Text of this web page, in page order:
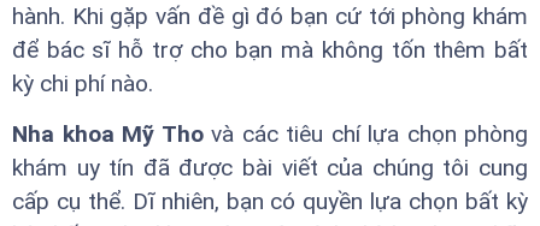
hành. Khi gặp vấn đề gì đó bạn cứ tới phòng khám
để bác sĩ hỗ trợ cho bạn mà không tốn thêm bất
kỳ chi phí nào.
Nha khoa Mỹ Thovà các tiêu chí lựa chọn phòng
khám uy tín đã được bài viết của chúng tôi cung
cấp cụ thể. Dĩ nhiên, bạn có quyền lựa chọn bất kỳ